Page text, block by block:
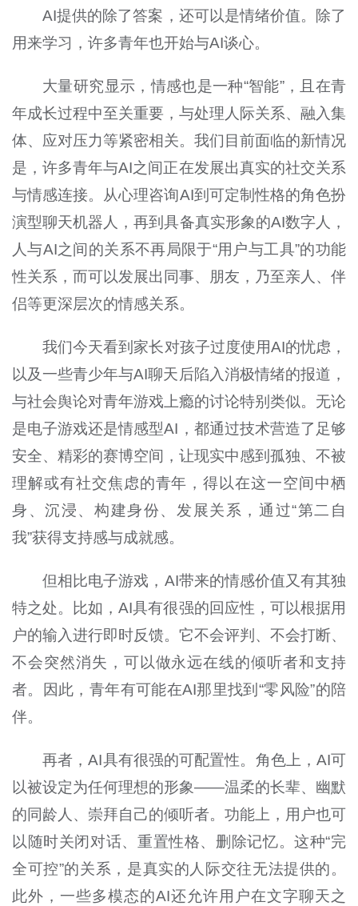
AI提供的除了答案，还可以是情绪价值。除了
用来学习，许多青年也开始与AI谈心。
大量研究显示，情感也是一种“智能”，且在青
年成长过程中至关重要，与处理人际关系、融入集
体、应对压力等紧密相关。我们目前面临的新情况
是，许多青年与AI之间正在发展出真实的社交关系
与情感连接。从心理咨询AI到可定制性格的角色扮
演型聊天机器人，再到具备真实形象的AI数字人，
人与AI之间的关系不再局限于“用户与工具”的功能
性关系，而可以发展出同事、朋友，乃至亲人、伴
侣等更深层次的情感关系。
我们今天看到家长对孩子过度使用AI的忧虑，
以及一些青少年与AI聊天后陷入消极情绪的报道，
与社会舆论对青年游戏上瘾的讨论特别类似。无论
是电子游戏还是情感型AI，都通过技术营造了足够
安全、精彩的赛博空间，让现实中感到孤独、不被
理解或有社交焦虑的青年，得以在这一空间中栖
身、沉浸、构建身份、发展关系，通过“第二自
我”获得支持感与成就感。
但相比电子游戏，AI带来的情感价值又有其独
特之处。比如，AI具有很强的回应性，可以根据用
户的输入进行即时反馈。它不会评判、不会打断、
不会突然消失，可以做永远在线的倾听者和支持
者。因此，青年有可能在AI那里找到“零风险”的陪
伴。
再者，AI具有很强的可配置性。角色上，AI可
以被设定为任何理想的形象——温柔的长辈、幽默
的同龄人、崇拜自己的倾听者。功能上，用户也可
以随时关闭对话、重置性格、删除记忆。这种“完
全可控”的关系，是真实的人际交往无法提供的。
此外，一些多模态的AI还允许用户在文字聊天之